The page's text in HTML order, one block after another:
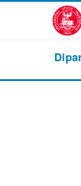
Vai al contenuto